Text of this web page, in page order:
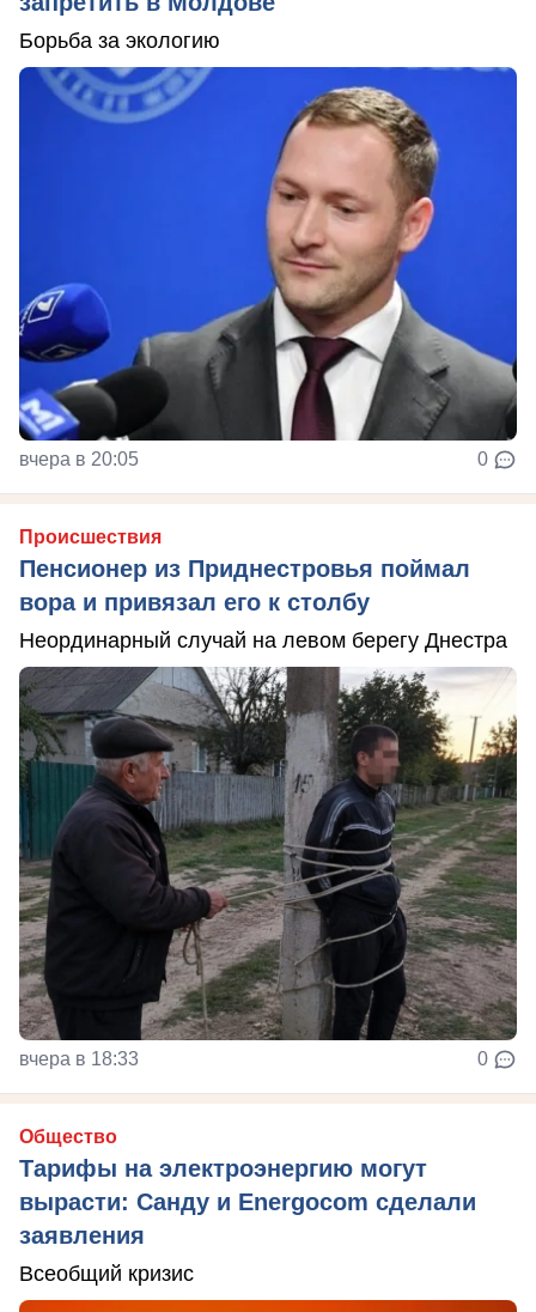
Борьба за экологию
вчера в 20:05 0
Происшествия
Пенсионер из Приднестровья поймал
вора и привязал его к столбу
Неординарный случай на левом берегу Днестра
вчера в 18:33 0
Общество
Тарифы на электроэнергию могут
вырасти: Санду и Energocom сделали
заявления
Всеобщий кризис